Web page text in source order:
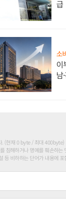
급
소
이
남
. (현재 0 byte / 최대 400byte)
침해하거나 명예를 훼손하는
등 비하하는 단어가 내용에